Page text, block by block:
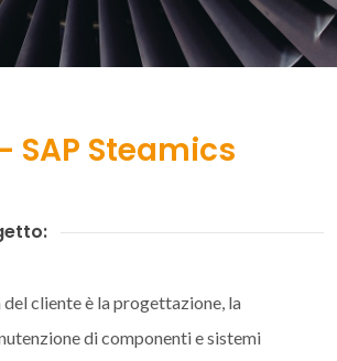
SAP Steamics
cliente è la progettazione, la
di componenti e sistemi